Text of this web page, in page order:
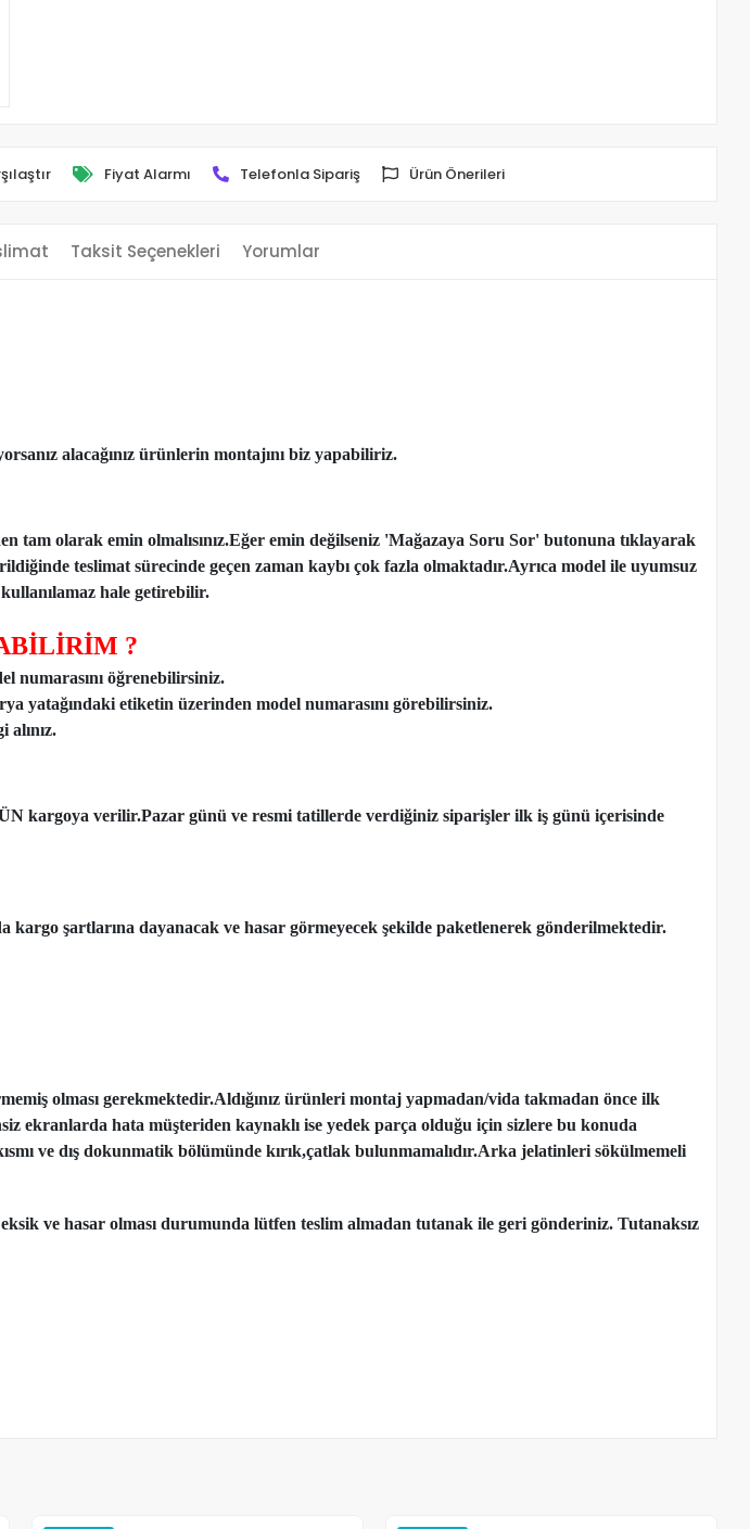
Fiyat Alarmı Telefonla Sipariş Ürün Önerileri
Taksit Seçenekleri Yorumlar
alacağınız ürünlerin montajını biz yapabiliriz.
tam olarak emin olmalısınız.Eğer emin değilseniz 'Mağazaya Soru Sor' butonuna tıklayarak
teslimat sürecinde geçen zaman kaybı çok fazla olmaktadır.Ayrıca model ile uyumsuz
kullanılamaz hale getirebilir.
?
numarasını öğrenebilirsiniz.
yatağındaki etiketin üzerinden model numarasını görebilirsiniz.
alınız.
kargoya verilir.Pazar günü ve resmi tatillerde verdiğiniz siparişler ilk iş günü içerisinde
şartlarına dayanacak ve hasar görmeyecek şekilde paketlenerek gönderilmektedir.
olması gerekmektedir.Aldığınız ürünleri montaj yapmadan/vida takmadan önce ilk
ekranlarda hata müşteriden kaynaklı ise yedek parça olduğu için sizlere bu konuda
ve dış dokunmatik bölümünde kırık,çatlak bulunmamalıdır.Arka jelatinleri sökülmemeli
ve hasar olması durumunda lütfen teslim almadan tutanak ile geri gönderiniz. Tutanaksız